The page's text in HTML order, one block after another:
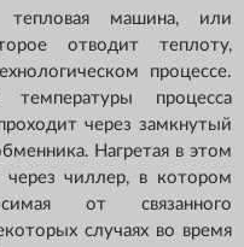
тепловая машина, или
отводит теплоту,
процессе.
процесса
через замкнутый
Нагретая в этом
чиллер, в котором
от связанного
случаях во время